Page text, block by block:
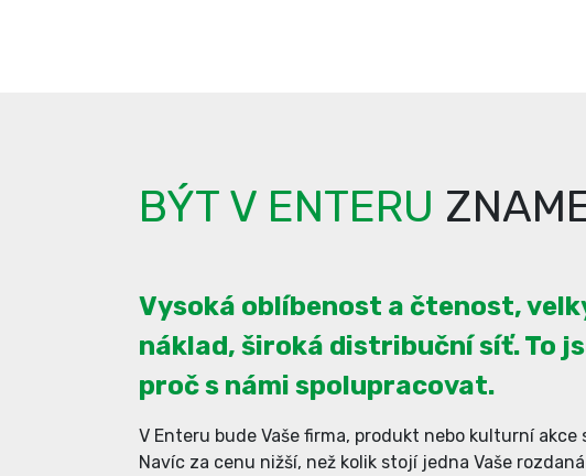
BÝT V ENTERU
Vysoká oblíbenost a čtenost,
náklad, široká distribuční síť. To
proč s námi spolupracovat.
V Enteru bude Vaše firma, produkt nebo kulturní
Navíc za cenu nižší, než kolik stojí jedna Vaše